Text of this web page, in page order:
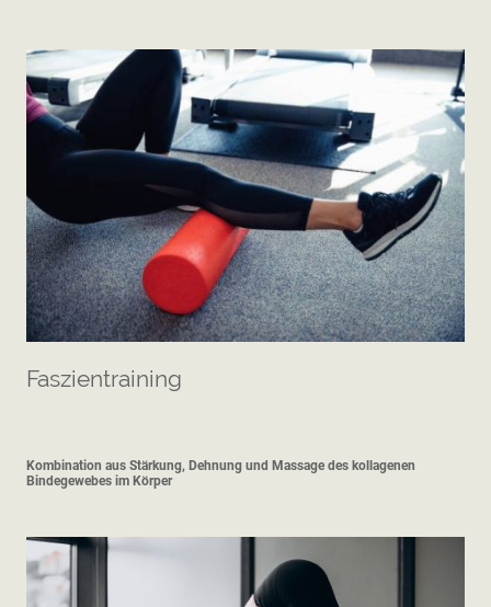
Faszientraining
Kombination aus Stärkung, Dehnung und Massage des kollagenen
Bindegewebes im Körper